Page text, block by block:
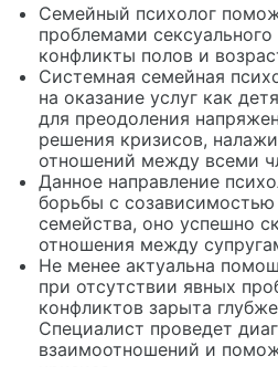
Семейный психолог
проблемами
конфликты полов и
Системная семейная
на оказание услуг как
для преодоления
решения кризисов,
отношений между всеми
Данное направление
борьбы с
семейства, оно успешно
отношения между
Не менее актуальна
при отсутствии явных
конфликтов зарыта
Специалист проведет
взаимоотношений и